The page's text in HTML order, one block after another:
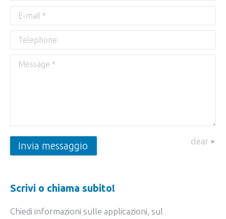
E-mail *
Telephone
Message *
Invia messaggio clear
Scrivi o chiama subito!
Chiedi informazioni sulle applicazioni, sul